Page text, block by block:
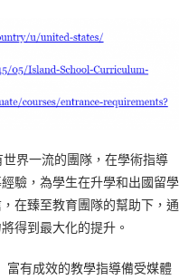
界一流的團隊，在學術指導
驗，為學生在升學和出國留學
在臻至教育團隊的幫助下，通
得到最大化的提升。
有成效的教學指導備受媒體